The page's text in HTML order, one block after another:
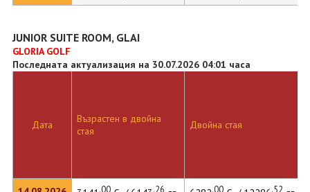
JUNIOR SUITE ROOM, GLAI
GLORIA GOLF
Последната актуализация на 30.07.2026 04:01 часа
Дата
Възрастен в двойна
стая
Двойна стая
.00 .26 .00 .52